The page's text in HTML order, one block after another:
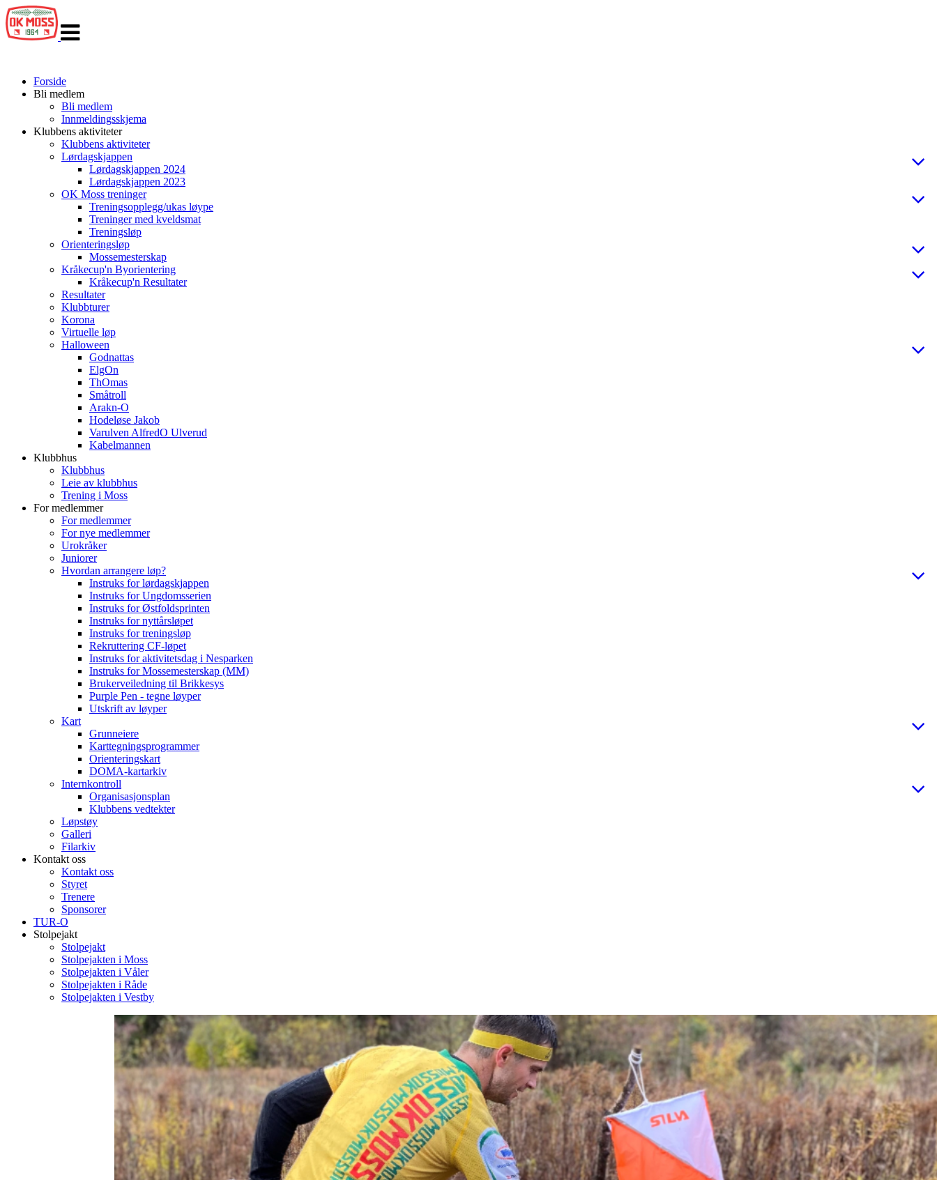
navigasjon
Forside
Bli medlem
Bli medlem
Innmeldingsskjema
Klubbens aktiviteter
Klubbens aktiviteter
Lørdagskjappen
Lørdagskjappen 2024
Lørdagskjappen 2023
OK Moss treninger
Treningsopplegg/ukas løype
Treninger med kveldsmat
Treningsløp
Orienteringsløp
Mossemesterskap
Kråkecup'n Byorientering
Kråkecup'n Resultater
Resultater
Klubbturer
Korona
Virtuelle løp
Halloween
Godnattas
ElgOn
ThOmas
Småtroll
Arakn-O
Hodeløse Jakob
Varulven AlfredO Ulverud
Kabelmannen
Klubbhus
Klubbhus
Leie av klubbhus
Trening i Moss
For medlemmer
For medlemmer
For nye medlemmer
Urokråker
Juniorer
Hvordan arrangere løp?
Instruks for lørdagskjappen
Instruks for Ungdomsserien
Instruks for Østfoldsprinten
Instruks for nyttårsløpet
Instruks for treningsløp
Rekruttering CF-løpet
Instruks for aktivitetsdag i Nesparken
Instruks for Mossemesterskap (MM)
Brukerveiledning til Brikkesys
Purple Pen - tegne løyper
Utskrift av løyper
Kart
Grunneiere
Karttegningsprogrammer
Orienteringskart
DOMA-kartarkiv
Internkontroll
Organisasjonsplan
Klubbens vedtekter
Løpstøy
Galleri
Filarkiv
Kontakt oss
Kontakt oss
Styret
Trenere
Sponsorer
TUR-O
Stolpejakt
Stolpejakt
Stolpejakten i Moss
Stolpejakten i Våler
Stolpejakten i Råde
Stolpejakten i Vestby